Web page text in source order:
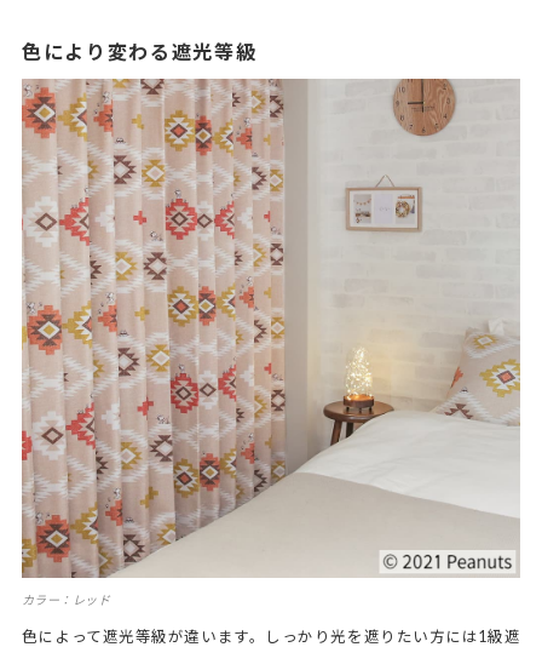
色により変わる遮光等級
カラー：レッド
色によって遮光等級が違います。しっかり光を遮りたい方には1級遮